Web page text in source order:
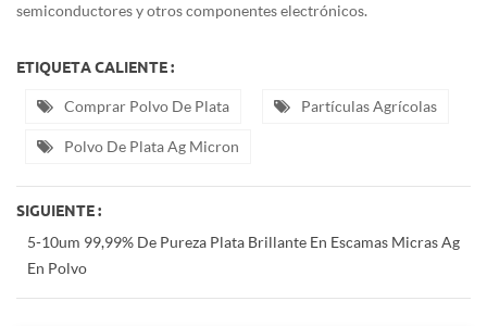
semiconductores y otros componentes electrónicos.
ETIQUETA CALIENTE :
Comprar Polvo De Plata Partículas Agrícolas
Polvo De Plata Ag Micron
SIGUIENTE :
5-10um 99,99% De Pureza Plata Brillante En Escamas Micras Ag
En Polvo